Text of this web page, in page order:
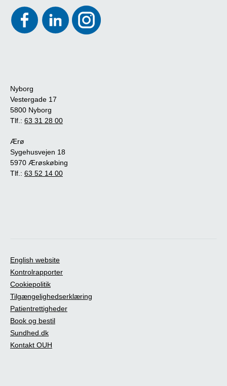
Nyborg
Vestergade 17
5800 Nyborg
Tlf.: 63 31 28 00
Ærø
Sygehusvejen 18
5970 Ærøskøbing
Tlf.: 63 52 14 00
English website
Kontrolrapporter
Cookiepolitik
Tilgængelighedserklæring
Patientrettigheder
Book og bestil
Sundhed.dk
Kontakt OUH